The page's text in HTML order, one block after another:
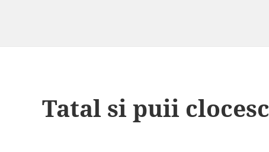
Tatal si puii clocesc